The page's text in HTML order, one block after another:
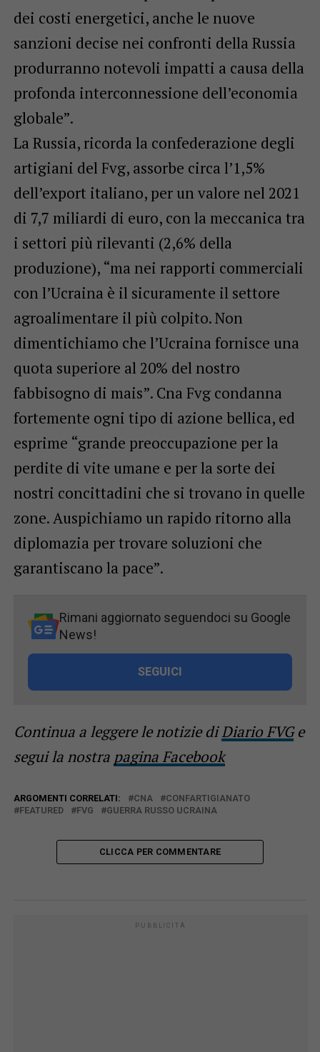
dei costi energetici, anche le nuove
sanzioni decise nei confronti della Russia
produrranno notevoli impatti a causa della
profonda interconnessione dell’economia
globale”.
La Russia, ricorda la confederazione degli
artigiani del Fvg, assorbe circa l’1,5%
dell’export italiano, per un valore nel 2021
di 7,7 miliardi di euro, con la meccanica tra
i settori più rilevanti (2,6% della
produzione), “ma nei rapporti commerciali
con l’Ucraina è il sicuramente il settore
agroalimentare il più colpito. Non
dimentichiamo che l’Ucraina fornisce una
quota superiore al 20% del nostro
fabbisogno di mais”. Cna Fvg condanna
fortemente ogni tipo di azione bellica, ed
esprime “grande preoccupazione per la
perdite di vite umane e per la sorte dei
nostri concittadini che si trovano in quelle
zone. Auspichiamo un rapido ritorno alla
diplomazia per trovare soluzioni che
garantiscano la pace”.
Rimani aggiornato seguendoci su Google
News!
SEGUICI
Continua a leggere le notizie diDiario FVGe
segui la nostra pagina Facebook
ARGOMENTI CORRELATI: CNA
CONFARTIGIANATO
FEATURED
FVG GUERRA RUSSO UCRAINA
CLICCA PER COMMENTARE
PUBBLICITÀ